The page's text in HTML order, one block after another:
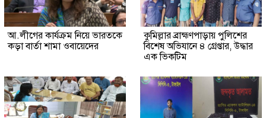
আ.লীগের কার্যক্রম নিয়ে ভারতকে
কড়া বার্তা শামা ওবায়েদের
কুমিল্লার ব্রাহ্মণপাড়ায় পুলিশের
বিশেষ অভিযানে ৪ গ্রেপ্তার, উদ্ধার
এক ভিকটিম